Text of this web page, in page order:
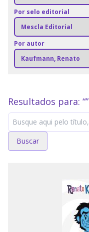
Por selo editorial
Por autor
Resultados para: “”
Buscar